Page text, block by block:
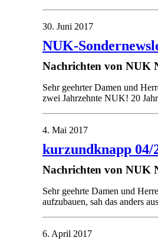
30. Juni 2017
NUK-
Nachrichten von NUK
Sehr geehrter Damen und
zwei Jahrzehnte NUK! 20
4. Mai 2017
kurzundknapp 04/
Nachrichten von NUK
Sehr geehrte Damen und
aufzubauen, sah das anders
6. April 2017